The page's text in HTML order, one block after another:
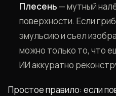
Плесень — мутный
поверхности. Если
эмульсию и съел
можно только то, что
ИИ аккуратно
Простое правило: если